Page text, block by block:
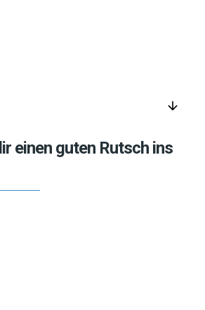
arrow_downward
einen guten Rutsch ins